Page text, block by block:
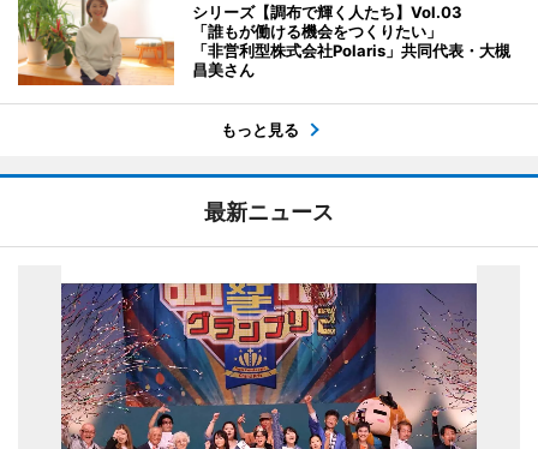
シリーズ【調布で輝く人たち】Vol.03
「誰もが働ける機会をつくりたい」
「非営利型株式会社Polaris」共同代表・大槻
昌美さん
もっと見る
最新ニュース